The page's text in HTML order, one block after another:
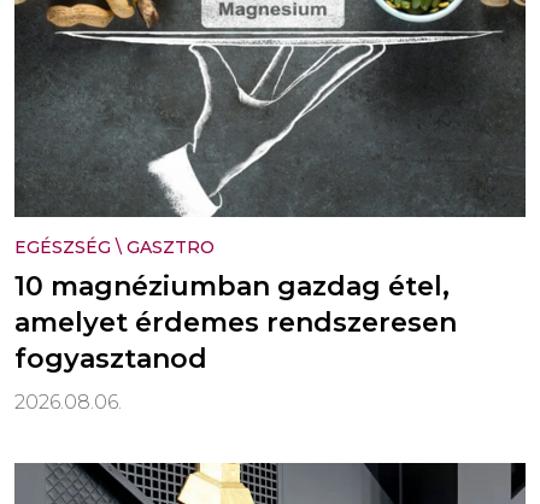
EGÉSZSÉG \ GASZTRO
10 magnéziumban gazdag étel,
amelyet érdemes rendszeresen
fogyasztanod
2026.08.06.